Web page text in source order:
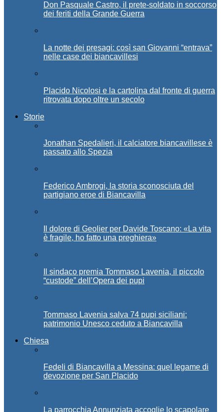
Don Pasquale Castro, il prete-soldato in soccorso
dei feriti della Grande Guerra
La notte dei presagi: così san Giovanni “entrava”
nelle case dei biancavillesi
Placido Nicolosi e la cartolina dal fronte di guerra
ritrovata dopo oltre un secolo
Storie
Jonathan Spedalieri, il calciatore biancavillese è
passato allo Spezia
Federico Ambrogi, la storia sconosciuta del
partigiano eroe di Biancavilla
Il dolore di Geolier per Davide Toscano: «La vita
è fragile, ho fatto una preghiera»
Il sindaco premia Tommaso Lavenia, il piccolo
“custode” dell’Opera dei pupi
Tommaso Lavenia salva 74 pupi siciliani:
patrimonio Unesco ceduto a Biancavilla
Chiesa
Fedeli di Biancavilla a Messina: quel legame di
devozione per San Placido
La parrocchia Annunziata accoglie lo scapolare